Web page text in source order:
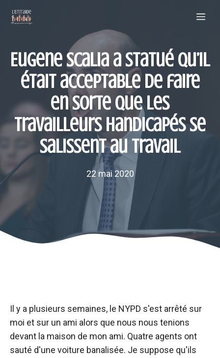
Eugene Scalia a statué qu’il
était acceptable de faire
en sorte que les
travailleurs handicapés se
salissent au travail
22 mai 2020
Il y a plusieurs semaines, le NYPD s'est arrêté sur
moi et sur un ami alors que nous nous tenions
devant la maison de mon ami. Quatre agents ont
sauté d'une voiture banalisée. Je suppose qu'ils